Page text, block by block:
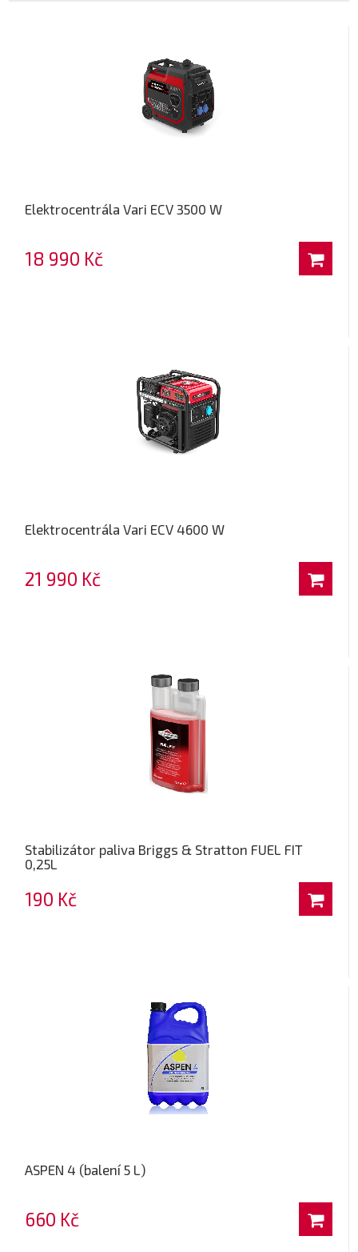
Elektrocentrála Vari ECV 3500 W
18 990 Kč
Elektrocentrála Vari ECV 4600 W
21 990 Kč
Stabilizátor paliva Briggs & Stratton FUEL FIT
0,25L
190 Kč
ASPEN 4 (balení 5 L)
660 Kč